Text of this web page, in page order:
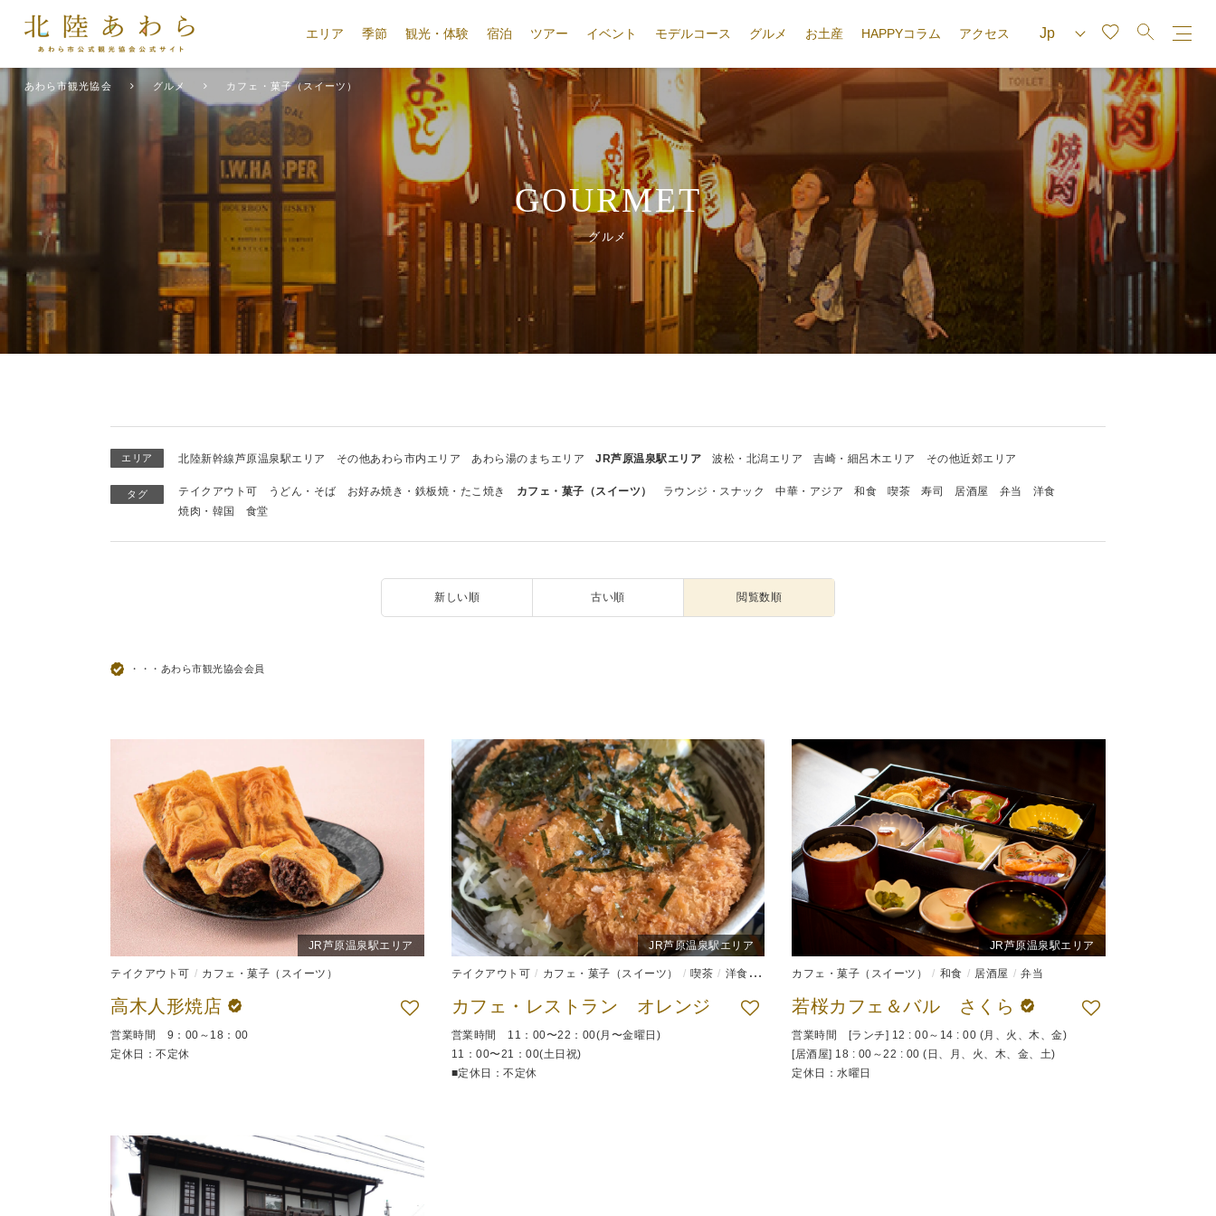
エリア 季節 観光・体験 宿泊 ツアー イベント モデルコース グルメ お土産 HAPPYコラム アクセス
あわら市観光協会 グルメ カフェ・菓子（スイーツ）
GOURMET
グルメ
エリア 北陸新幹線芦原温泉駅エリア その他あわら市内エリア あわら湯のまちエリア JR芦原温泉駅エリア 波松・北潟エリア 吉崎・細呂木エリア その他近郊エリア
タグ テイクアウト可 うどん・そば お好み焼き・鉄板焼・たこ焼き カフェ・菓子（スイーツ） ラウンジ・スナック 中華・アジア 和食 喫茶 寿司 居酒屋 弁当
洋食
焼肉・韓国
食堂
新しい順 古い順 閲覧数順
・・・あわら市観光協会会員
JR芦原温泉駅エリア
テイクアウト可 カフェ・菓子（スイーツ）
高木人形焼店
営業時間 9：00～18：00
定休日：不定休
JR芦原温泉駅エリア
テイクアウト可 カフェ・菓子（スイーツ） 喫茶 洋食 食堂
カフェ・レストラン オレンジ
営業時間 11：00〜22：00(月〜金曜日)
11：00〜21：00(土日祝)
■定休日：不定休
JR芦原温泉駅エリア
カフェ・菓子（スイーツ） 和食 居酒屋 弁当
若桜カフェ＆バル さくら
営業時間 [ランチ] 12 : 00～14 : 00 (月、火、木、金)
[居酒屋] 18 : 00～22 : 00 (日、月、火、木、金、土)
定休日：水曜日